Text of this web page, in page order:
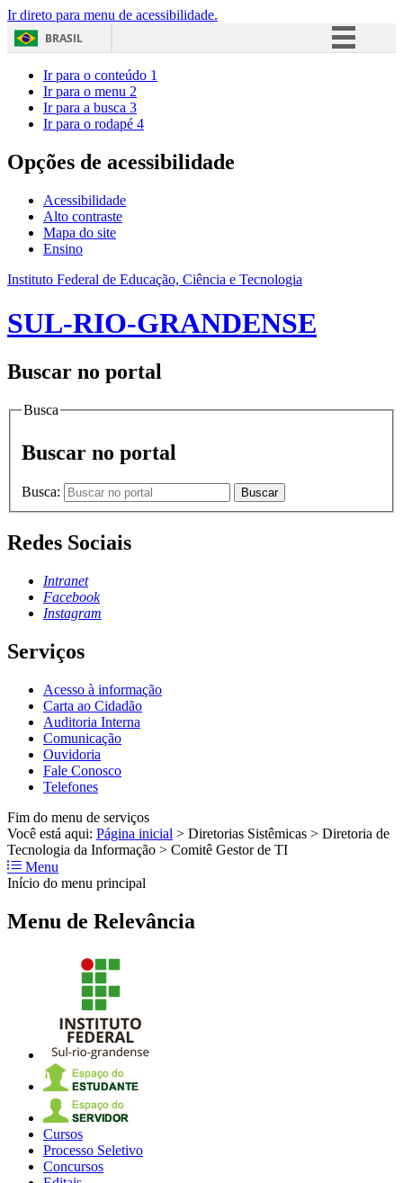
Ir direto para menu de acessibilidade.
BRASIL
Acesso à informação
Ir para o conteúdo 1
Ir para o menu 2
Ir para a busca 3
Ir para o rodapé 4
Opções de acessibilidade
Acessibilidade
Alto contraste
Mapa do site
Ensino
Instituto Federal de Educação, Ciência e Tecnologia
SUL-RIO-GRANDENSE
Buscar no portal
Busca
Buscar no portal
Busca: Buscar
Redes Sociais
Intranet
Facebook
Instagram
Serviços
Acesso à informação
Carta ao Cidadão
Auditoria Interna
Comunicação
Ouvidoria
Fale Conosco
Telefones
Fim do menu de serviços
Você está aqui: Página inicial > Diretorias Sistêmicas > Diretoria de
Tecnologia da Informação > Comitê Gestor de TI
Menu
Início do menu principal
Menu de Relevância
Cursos
Processo Seletivo
Concursos